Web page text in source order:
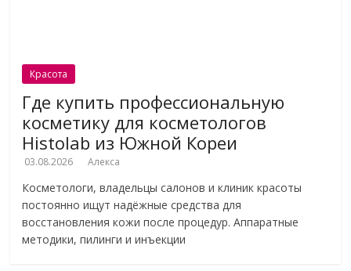
Красота
Где купить профессиональную
косметику для косметологов
Histolab из Южной Кореи
03.08.2026 Алекса
Косметологи, владельцы салонов и клиник красоты
постоянно ищут надёжные средства для
восстановления кожи после процедур. Аппаратные
методики, пилинги и инъекции